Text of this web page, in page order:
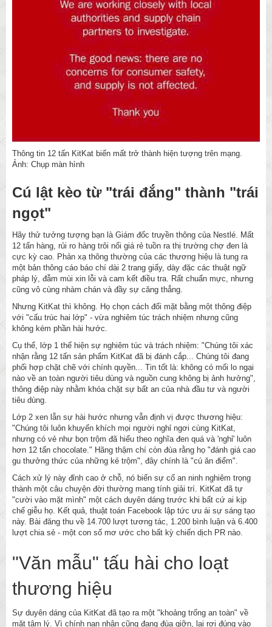
Thông tin 12 tấn KitKat biến mất trở thành hiện tượng trên mạng.
Ảnh: Chụp màn hình
Cú lật kèo từ "trái đắng" thành "trái
ngọt"
Hãy thử tưởng tượng bạn là Giám đốc truyền thông của Nestlé. Mất
12 tấn hàng, rủi ro hàng trôi nổi giá rẻ tuồn ra thị trường chợ đen là
cực kỳ cao. Phản xạ thông thường của các thương hiệu là tung ra
một bản thông cáo báo chí dài 2 trang giấy, dày đặc các thuật ngữ
pháp lý, đẫm mùi xin lỗi và cam kết điều tra. Rất chuẩn mực, nhưng
cũng vô cùng nhàm chán và đầy sự căng thẳng.
Nhưng KitKat thì không. Họ chọn cách đối mặt bằng một thông điệp
với "cấu trúc hai lớp" - vừa nghiêm túc trách nhiệm nhưng cũng
không kém phần hài hước.
Cụ thể, lớp 1 thể hiện sự nghiêm túc và trách nhiệm: "Chúng tôi xác
nhận rằng 12 tấn sản phẩm KitKat đã bị đánh cắp... Chúng tôi đang
phối hợp chặt chẽ với chính quyền... Tin tốt là: không có mối lo ngại
nào về an toàn người tiêu dùng và nguồn cung không bị ảnh hưởng",
thông điệp này nhằm khóa chặt sự bất an của nhà đầu tư và người
tiêu dùng.
Lớp 2 xen lẫn sự hài hước nhưng vẫn định vị được thương hiệu:
"Chúng tôi luôn khuyến khích mọi người nghỉ ngơi cùng KitKat,
nhưng có vẻ như bọn trộm đã hiểu theo nghĩa đen quá và 'nghỉ' luôn
hơn 12 tấn chocolate." Hãng thậm chí còn đùa rằng họ "đánh giá cao
gu thưởng thức của những kẻ trộm", đây chính là "cú ăn điểm".
Cách xử lý này đỉnh cao ở chỗ, nó biến sự cố an ninh nghiêm trọng
thành một câu chuyện đời thường mang tính giải trí. KitKat đã tự
"cười vào mặt mình" một cách duyên dáng trước khi bất cứ ai kịp
chế giễu họ. Kết quả, thuật toán Facebook lập tức ưu ái sự sáng tạo
này. Bài đăng thu về 14.700 lượt tương tác, 1.200 bình luận và 6.400
lượt chia sẻ - một con số mơ ước cho bất kỳ chiến dịch PR nào.
"Văn mẫu" tấu hài cho loạt
thương hiệu
Sự duyên dáng của KitKat đã tạo ra một "khoảng trống an toàn" về
mặt tâm lý. Vì chính nạn nhân cũng đang đùa giỡn, lại rơi đúng vào